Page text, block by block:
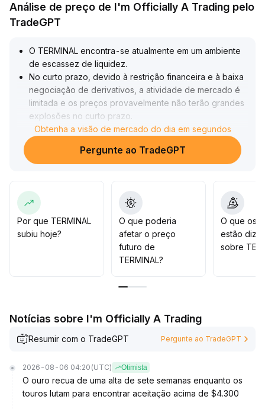
Análise de preço de I'm Officially A Trading pelo
TradeGPT
O TERMINAL encontra-se atualmente em um ambiente
de escassez de liquidez.
No curto prazo, devido à restrição financeira e à baixa
negociação de derivativos, a atividade de mercado é
limitada e os preços provavelmente não terão grandes
explosões no curto prazo
Recomenda-se que os investidores mantenham baixa
alavancagem e controlem suas posições
Embora já existam sinais iniciais de recuperação do
prudente evitar otimismo precoce
No médio e longo prazo, a expansão moderada
liderada pelo mercado à vista do Bitcoin estabelece
uma base saudável para o setor.
O TERMINAL, devido à sua natureza de plataforma de
dados, tende a se beneficiar do aumento na demanda
forma moderada durante as correções técnicas, com
Obtenha a visão de mercado do dia em segundos
Pergunte ao TradeGPT
Por que TERMINAL
subiu hoje?
O que poderia
afetar o preço
futuro de
TERMINAL?
O que os
estão
sobre
Notícias sobre I'm Officially A Trading
Resumir com o TradeGPT Pergunte ao TradeGPT
2026-08-06 04:20 (UTC) Otimista
O ouro recua de uma alta de sete semanas enquanto os
touros lutam para encontrar aceitação acima de $4.300